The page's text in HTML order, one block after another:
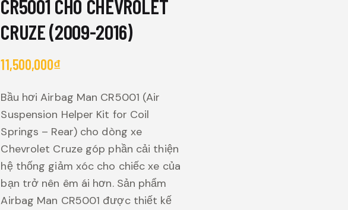
CR5001 CHO CHEVROLET
CRUZE (2009-2016)
11,500,000₫
Bầu hơi Airbag Man CR5001 (Air
Suspension Helper Kit for Coil
Springs – Rear) cho dòng xe
Chevrolet Cruze góp phần cải thiện
hệ thống giảm xóc cho chiếc xe của
bạn trở nên êm ái hơn. Sản phẩm
Airbag Man CR5001 được thiết kế